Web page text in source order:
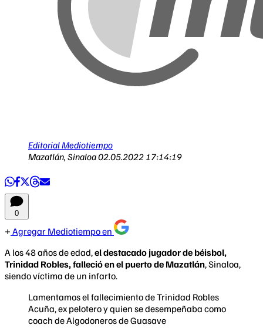
Editorial Mediotiempo
Mazatlán, Sinaloa02.05.2022 17:14:19
0
Agregar Mediotiempo en
A los 48 años de edad,el destacado jugador de béisbol,
Trinidad Robles, falleció en el puerto de Mazatlán, Sinaloa,
siendo víctima de un infarto.
Lamentamos el fallecimiento de Trinidad Robles
Acuña, ex pelotero y quien se desempeñaba como
coach de Algodoneros de Guasave